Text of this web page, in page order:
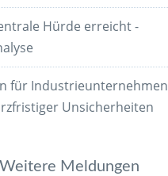
Hürde erreicht -
für Industrieunternehmen
Unsicherheiten
Weitere Meldungen